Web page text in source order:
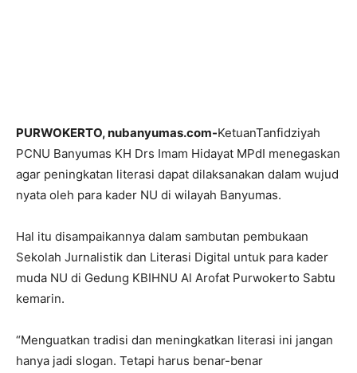
PURWOKERTO, nubanyumas.com-KetuanTanfidziyah
PCNU Banyumas KH Drs Imam Hidayat MPdI menegaskan
agar peningkatan literasi dapat dilaksanakan dalam wujud
nyata oleh para kader NU di wilayah Banyumas.
Hal itu disampaikannya dalam sambutan pembukaan
Sekolah Jurnalistik dan Literasi Digital untuk para kader
muda NU di Gedung KBIHNU Al Arofat Purwokerto Sabtu
kemarin.
“Menguatkan tradisi dan meningkatkan literasi ini jangan
hanya jadi slogan. Tetapi harus benar-benar